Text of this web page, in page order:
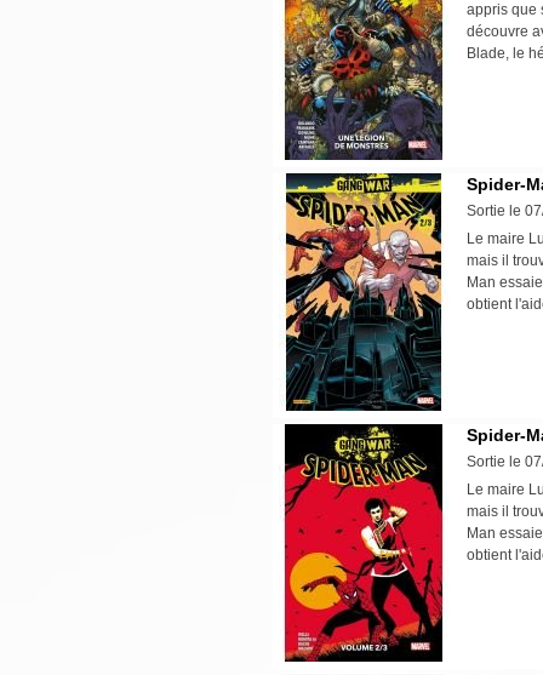
appris que
découvre
Blade, le
Spider-
Sortie le
Le maire
mais il
Man
obtient
Spider-
Sortie le
Le maire
mais il
Man
obtient